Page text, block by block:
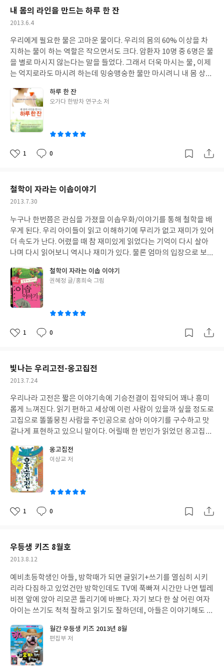
하게 관심을 가지는 책 중 하나인데, 이 책속의 8편은 아이들의 성장
기에 대한 성장통에 대한 이야기다. 차분하게 써내려간 글속에는 기
승전결이 뚜렷하고 어린시절을 겪은 어른들이라면 똑같은 마음의
심경을 느꼈으리라 생각된다. 때로는 안타깝고 때로는 훈훈한 공감
할 수 있는 이야기들 성장기에 누구나 한번 쯤 느꼈을 내용이라 아이
들도 학습용을 떠나서 한번 읽으면 좋을 듯한 책이다.
가 있는 것 같다. 이웃집 선생님에서 국내 최고 영어공부방 키즈엔리
딩의 CEO로 거듭니다. 영어 공부방 하면 당연 영어를 잘하겠지라는
나의 생각을 깬 그녀, 그녀는 영어를 잘하지 못해도 공부방을 시작
했다. 일반적 상식으로 상상할 수 없는 일을 그녀는 시도한 것이다.
그녀는 자신의 경험을 바탕으로 아이디어를 얻고 개척자 정신으로
자신이 원하는 것을 시도한 사람이었다. 남편이 반대해도 한번은 시
도해보고 결정을 하는 그녀에게 나는 큰 도전을 느꼈고 그래 안되더
공부방을 시작할 형편이 못된다 할 지라도 그녀의 불굴의 의지와 도
전 정신을 나도 해보자는 의지로 변화시켜 주는 것 같다. 나의 친언
니는 내가 무엇을 한다고 하면 격려해주기 보단 하지마라란 쪽으로
이야기를 한다. 그래서 시도도 못해보고 포기한적도 많았고 그러기
에 시도라는 것을 포기하며 살기도 했다. 그런데 시간이 지나고 보면
후회가 된다는 것이다. '안되더라도 한번 해 볼껄' 지금은 안되더라
도 해보려고 노력 중이다. 공부방에 대한 그녀의 노력과 의지가 돋보
한칸만 있으면 누구나 시작 할 수 있지만 커리어 우먼 처럼 자신을
가꾸고 아이들의 입장에서 생각하고 또 생각한다. 서비스 정신도 투
철한 것 같다. 어른들만 사람으로 대우를 하고 아이들은 우대할 줄
모르는 세계에서 그녀는 아이들은 고객으로 생각하고 바른 서비스
정신을 가지려 한다. 집 안에서 생선을 굽지말고 좋은 오메가3 약을
사먹으라는 그녀, 공부방이지만 엄연히 집 안 살림과 구별된 장소로
만들어야 한다는 그녀, 그녀를 보며 공부방도 결코 쉽지만은 안겠다
는 생각을 했다. 누구나 시작은 쉽게 할 지 몰라도 대기자 100명을
만들려면 결코 안위한 마음을 가져선 안된다는 것이다. 영어공부방
생각만 했고 실행하지 못한 나에게 그녀는 도전이 되었고, 또 공부
방에 대해 자세하게 알 수 있는 시간이었다.
내 몸의 라인을 만드는 하루 한 잔
작
일
2013.6.4
우리에게 필요한 물은 고마운 물이다. 우리의 몸의 60% 이상을 차
지하는 물이 하는 역할은 작으면서도 크다. 암환자 10명 중 6명은 물
을 별로 마시지 않는다는 말을 들었다. 그래서 더욱 마시는 물, 이제
는 억지로라도 마시려 하는데 밍숭맹숭한 물만 마시려니 내 몸 상태
어떤 아줌마는 약재를 넣고 물을 끓여 마시는데 약간 극성스럽다고
생각은 들지만 이왕사는 것 건강하게 살면 그 보다 더 좋은 것은 없
을 듯 하다. 뭐가 좋다는 말은 많이 들었지만 무수한 풍문처럼 직접
내 피부에 와 닿지 않으니 이런 책이라도 접해서 정확히 내 몸에 맞
는 것이 어떤 것인지 알아야 노력이라도 해 볼 것 같다. 나이가 드니
체력이 극히 떨어지고 쉬이 피곤해지는 내 몸, 피곤하다는 말이 이
먹으니 비만이 문제라지만 우리나라까지 문제가 될 줄 몰랐다. 그래
서 다들 살이 좀 쪘다 싶으면 다이어트에 열을 올리나 보다. 누구는
된장을 희석시킨 물로 살을 뺐다는 말부터 수 많은 이야기가 오고가
는데 과연 어떤 것이 자기의 체질에 맞는지 궁금도 하다. <하루 한
잔>내 몸을 이해하면 살이 빠진다에서 부터 시작해 당신에게 기적
을 가져다줄 48가지 물에 대해 설명하고 있다. 우려먹는 차, 주스,
농축액 및 효소에 대해 종류와 그 효능을 체질에 따라 분류하여 이야
질로 나누어 각 체질에 어떻게 좋은 지 또는 먹으면 안좋은지 등에
대해 말해준다. 나는 소음인으로 몸이 찬 편이다. 메밀은 다들 좋다
고 해서 나도 몸에 좋겠지 하고 메밀차를 즐겨 먹었는데 메밀차는 고
단백이면서 칼로리가 적어 태양인에게 좋다고 한다. 태양인에게 좋
은 차를 소음인 내가 즐겨 마셨으니 소음인 나에게 좋은 차와 주스는
어떤 것이 있는지 정확히 알 수 있어 좋다. 우리 주위에 알고 보면 쉬
이 구할 수 있는데 관심이 없어 그냥 지나쳤던 재료들이 이런 정보를
간단하다. 자기 몸을 소중하게 생각한다면 이런 작은 관심으로도 충
분히 건강을 생각할 수 있다는 결론이 나온다. 한 모금을 마셔도 그
냥 마셨던 물, 조금만 수고를 더 한다면 내 몸 뿐만 아니라 가족의 건
강도 챙길 수 있으니 건강은 몸에 다 좋다고 생각하는 약만으로 다
챙길 수 없다는 생각이 든다. 이제 약을 먼저 찾기보다는 마시는 물
이나 주스로 건강을 챙기자.
하루 한 잔
글
오가다 한방차 연구소 저
좋
1
댓
0
작
철학이 자라는 이솝이야기
작
일
2013.7.30
누구나 한번쯤은 관심을 가졌을 이솝우화/이야기를 통해 철학을 배
우게 된다. 우리 아이들이 읽고 이해하기에 무리가 없고 재미가 있어
더 속도가 난다. 어렸을 때 참 재미있게 읽었다는 기억이 다시 살아
나며 다시 읽어보니 역시나 재미가 있다. 물론 엄마의 입장으로 보면
속에 담긴 철학의 의미를 다시 느끼며 세상을 살아가는 지혜를 배울
수 있는 시간이었다. 나의 아들은 그림과 함께 글을 읽으며 재미있게
보고 있지만 아직 어린것 같아 철학적 의미를 다 이해할 수 있을까라
는 의문이 들지만 엄마가 도와주면 이야기의 내용 파악이나 철학의
의미를 충분히 이해할 수 있지 않을까 생각된다. 읽으면 읽을수록 철
학이 자라는 것이지 단순히 한번 읽는 것으로 만족한다면 2% 부족
획이다. 아이들의 책이 다 저마다 재미가 있고 교훈이 담겨있지만 대
체적으로 얇은 것 같아 도서관에서 책을 빌리면 항상 책의 무게로 힘
들 때가 많았다. 이 책은 한 권으로 많은 이야기가 담겨 있어 다양한
내용을 접할 수 있다는 점이 장점이 아닐까 싶다. 예비 초등학생인
아들은 쓰기 부분이 취약해 학교 들어가기 전까지 쓰기실력을 끌어
올리는 것이 목표인지라 지금까지는 이 책이 가장 적합하겠다는 생
각이 든다. 한 편의 이야기를 읽고 독후감을 써보는 것도 좋을 것이
생각된다. 어짜피 학교들어가면 그림일기를 쓰기 시작해야 한다면
미리 연습을 해보는 것도 좋으리라. 읽으면 읽을수록 논술이 자란다.
45편의 이솝이야기를 4가지 철학적 내용으로 나누고 있다. 첫 번째
철학은 자신감과 도전 정신, 두 번째 철학은 협동과 우정, 세 번째 철
학은 정직과 바른 습관 그리고 네 번째 철학은 지혜와 유머로 나뉘어
진다. 우리는 이야기를 읽지 않아도 철학적 의미를 다 이해하며 살아
간다. 하지만 단순히 아는 것으로 살아갈 때가 얼마나 많은가. 정작
느끼니.. 공부에는 왕도가 없고 사람은 배워야 하는가 보다. 이 책에
서는 '논술 실력을 쑥쑥 올려 줘요!'을 통해 논술 실력을 높일 수 있
다. 이야기를 읽고 내용을 되새기며 빈칸에 알맞은 단어를 써넣는 문
제를 통해 이해력을 키울 수 있고 이 이야기들을 통해 유추력이나 다
양한 각도로 바라보며 논리력을 기를 수 있다는 장점이 있다.
철학이 자라는 이솝 이야기
글
권혜정 글/홍희숙 그림
좋
1
댓
0
작
빛나는 우리고전-옹고집전
작
일
2013.7.24
우리나라 고전은 짧은 이야기속에 기승전결이 집약되어 꽤나 흥미
롭게 느껴진다. 읽기 편하고 세상에 이런 사람이 있을까 싶을 정도로
고집으로 똘똘뭉친 사람을 주인공으로 삼아 이야기를 구수하고 맛
갈나게 표현하고 있으니 말이다. 어릴때 한 번인가 읽었던 옹고집전
어린 나에게도 이 책의 내용은 나름 재미있다는 인식을 팍팍 시켰다
는 것을 알 수 있다. 고전 저마다 내용이 특이하고 재미를 더 하지만
이 책의 내용도 그 재미를 더하는 것이 약간은 과장되고 도술을 부리
는 내용과 함께 뭔가 교훈을 준다는 것이다. '홍길동전'에 나오는 도
술 실력, 이는 특히 깊은 산에 도를 닦는 스님들-세상과 동떨어진 장
소에서 도를 닦는 자만이 느낄 수 있는 신비로운 능력을 부여받은 듯
거리가 되는데 이 책에서는 참옹고집과 생김새가 똑같이 생긴 헛옹
고집이 등장하면서 그 재미를 더 하고 있다. 정말 누가 참 옹고집이
란 말인가? 목소리도, 외모도, 성격도 똑 같은데 주변 사람들 뿐만
아니라 가족들도 누가 참인지 분간하지 못하고 참옹고집도 자기가
참옹고집이라는 것을 어떻게 표현할 방법이 없으니 속이 터질 노릇
이다. 하긴 이 책을 보는 나라도 옹고집의 심정을 십분 이해할 만 한
데 어찌하겠는가..권선징악이라고 나쁜 짓을 했으면 벌을 받아야 할
야기는 해피엔딩으로 마무리를 짓는다. '아~옹고집이 이런 내용이
었구나!' 한 번 더 읽으면 내용을 더 세밀히 이해할 수 있고 전체적인
내용을 파악할 수 있다. 그리고 지은이가 누구인지 시대적 배경은 무
엇인지 등 궁금한 점들이 생기기도 한다. 그러다 보면 재미를 떠나
옹고집전
글
이상교 저
좋
1
댓
0
작
우등생 키즈 8월호
작
일
2013.8.12
예비초등학생인 아들, 방학때가 되면 글읽기+쓰기를 열심히 시키
리라 다짐하고 있었건만 방학인데도 TV에 푹빠져 시간만 나면 텔레
비젼 앞에 앉아 리모콘 돌리기에 바쁘다. 자기 보다 한 살 어린 여자
아이는 쓰기도 척척 잘하고 읽기도 잘하던데, 아들은 이야기해도 무
니 다행이라고 해야하나... 글보다 그림 보는 재미가 있는지 책장 넘
기는 소리만 요란하고 그림이 표현되지 못한 내용이 글 속에 많이 담
겨있다고 해도 마음속으로 읽는다고 하는데 역시 그림을 보는 듯...
월간 우등생 키즈 2013년 8월
글
편집부 저